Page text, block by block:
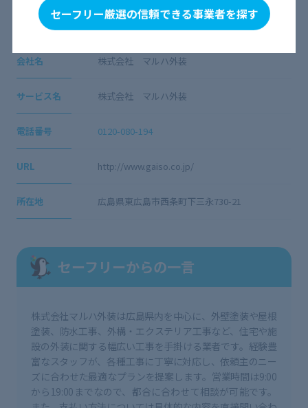
会社概要
会社名 株式会社 マルハ外装
サービス名 株式会社 マルハ外装
電話番号 0120-080-194
URL http://www.gaiso.co.jp/
所在地 広島県東広島市西条町下三永730-21
セーフリーからの一言
株式会社マルハ外装は広島県内を中心に、外壁塗装や屋根
塗装、防水工事、外構・エクステリア工事など、住宅や施
設の外装に関する幅広い工事を手掛ける業者です。経験豊
富なスタッフが、各種工事に丁寧に対応し、依頼主のニー
ズに合わせた最適なプランを提案します。営業時間は9:00
から19:00までなので、都合に合わせて相談が可能です。
セーフリー厳選の信頼できる事業者を探す